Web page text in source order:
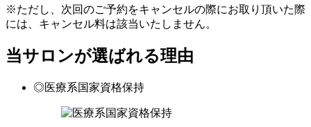
※ただし、次回のご予約をキャンセルの際にお取り頂いた際
には、キャンセル料は該当いたしません。
当サロンが選ばれる理由
◎医療系国家資格保持